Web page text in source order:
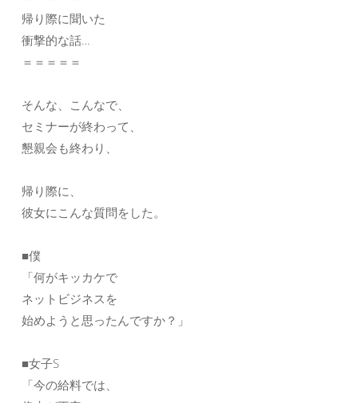
帰り際に聞いた
衝撃的な話…
＝＝＝＝＝
そんな、こんなで、
セミナーが終わって、
懇親会も終わり、
帰り際に、
彼女にこんな質問をした。
■僕
「何がキッカケで
ネットビジネスを
始めようと思ったんですか？」
■女子S
「今の給料では、